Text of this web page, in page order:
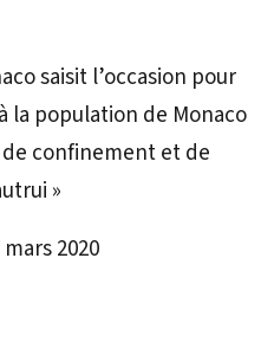
saisit l’occasion pour
la population de Monaco
confinement et de
»
2020